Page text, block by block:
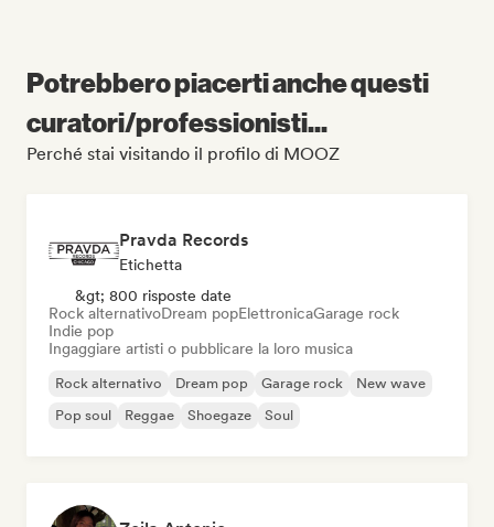
Potrebbero piacerti anche questi
curatori/professionisti...
Perché stai visitando il profilo di MOOZ
Pravda Records
Etichetta
&gt; 800 risposte date
Rock alternativoDream popElettronicaGarage rock
Indie pop
Ingaggiare artisti o pubblicare la loro musica
Rock alternativo Dream pop Garage rock
New wave
Pop soul
Reggae Shoegaze Soul